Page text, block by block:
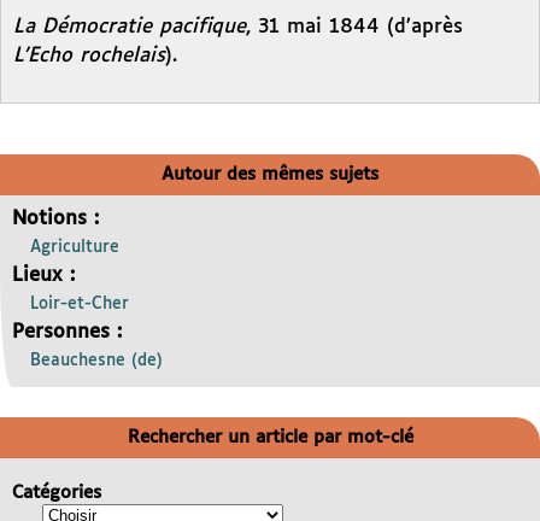
La Démocratie pacifique, 31 mai 1844 (d’après
L’Echo rochelais).
Autour des mêmes sujets
Notions :
Agriculture
Lieux :
Loir-et-Cher
Personnes :
Beauchesne (de)
Rechercher un article par mot-clé
Catégories